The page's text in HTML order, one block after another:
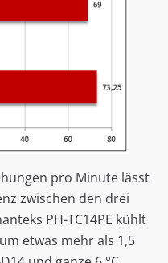
pro Minute lässt
zwischen den drei
PH-TC14PE kühlt
etwas mehr als 1,5